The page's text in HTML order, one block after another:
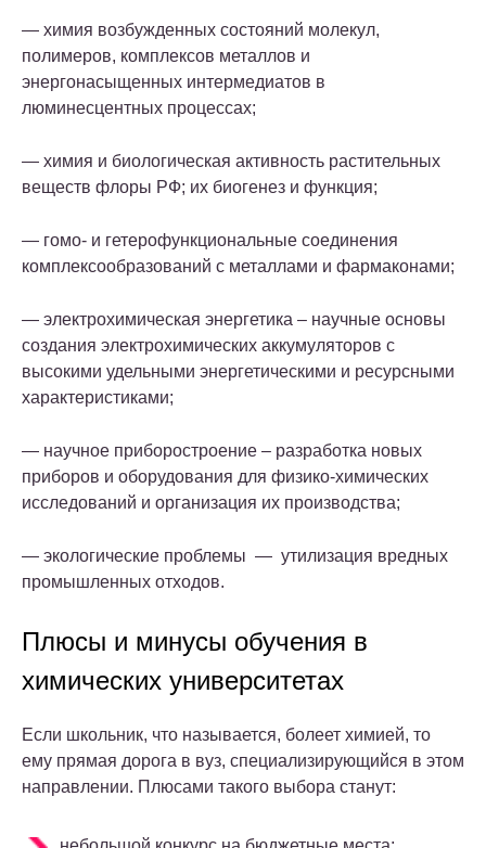
— химия возбужденных состояний молекул,
полимеров, комплексов металлов и
энергонасыщенных интермедиатов в
люминесцентных процессах;
— химия и биологическая активность растительных
веществ флоры РФ; их биогенез и функция;
— гомо- и гетерофункциональные соединения
комплексообразований с металлами и фармаконами;
— электрохимическая энергетика – научные основы
создания электрохимических аккумуляторов с
высокими удельными энергетическими и ресурсными
характеристиками;
— научное приборостроение – разработка новых
приборов и оборудования для физико-химических
исследований и организация их производства;
— экологические проблемы — утилизация вредных
промышленных отходов.
Плюсы и минусы обучения в
химических университетах
Если школьник, что называется, болеет химией, то
ему прямая дорога в вуз, специализирующийся в этом
направлении. Плюсами такого выбора станут: